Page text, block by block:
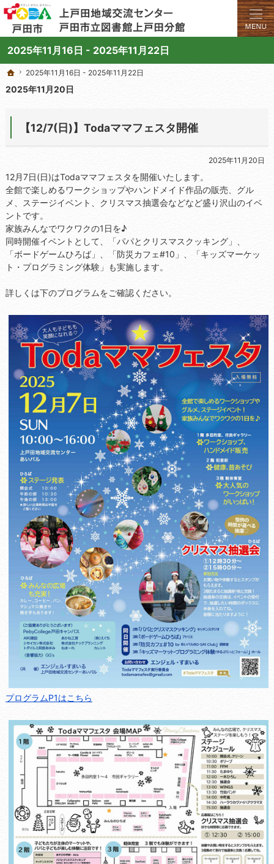
2025年11月16日 - 2025年11月22日
学びと交流のプラットフォーム。地域の講座や施設をご案内しています。
上戸田地域交流センターや戸田市立図書館上戸田分館の総合案内サイト
ホーム
2025年11月16日 - 2025年11月22日
2025年11月20日
【12/7(日)】Todaママフェスタ開催
2025年11月20日
12月7日(日)はTodaママフェスタを開催いたします。
全館で楽しめるワークショップやハンドメイド作品の販売、グル
メ、ステージイベント、クリスマス抽選会などなど盛り沢山のイベ
ントです。
家族みんなでワクワクの1日を♪
同時開催イベントとして、「パパとクリスマスクッキング」、
「ボードゲームひろば」、「防災カフェ#10」、「キッズマーケッ
ト・プログラミング体験」も実施します。
詳しくは下のプログラムをご確認ください。
プログラムP1はこちら
ホーム
2025年11月16日 - 2025年11月22日